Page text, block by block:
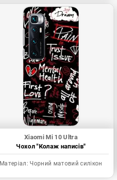
Xiaomi Mi 10 Ultra
Чохол "Колаж написів"
Матеріал: Чорний матовий силікон